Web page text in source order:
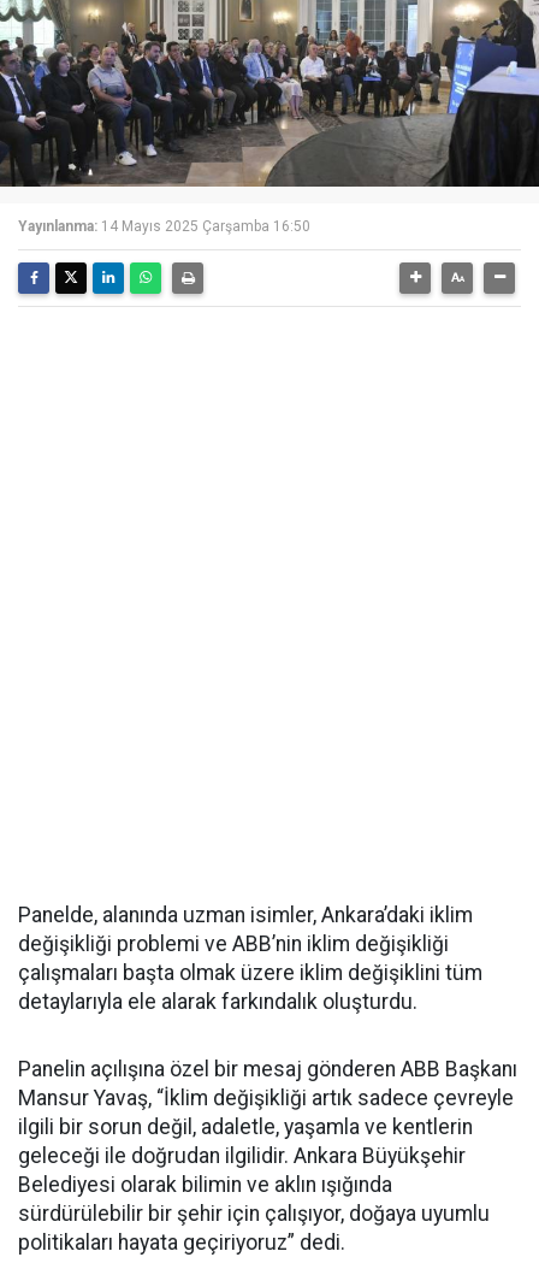
Yayınlanma: 14 Mayıs 2025 Çarşamba 16:50
Panelde, alanında uzman isimler, Ankara’daki iklim
değişikliği problemi ve ABB’nin iklim değişikliği
çalışmaları başta olmak üzere iklim değişiklini tüm
detaylarıyla ele alarak farkındalık oluşturdu.
Panelin açılışına özel bir mesaj gönderen ABB Başkanı
Mansur Yavaş, “İklim değişikliği artık sadece çevreyle
ilgili bir sorun değil, adaletle, yaşamla ve kentlerin
geleceği ile doğrudan ilgilidir. Ankara Büyükşehir
Belediyesi olarak bilimin ve aklın ışığında
sürdürülebilir bir şehir için çalışıyor, doğaya uyumlu
politikaları hayata geçiriyoruz” dedi.